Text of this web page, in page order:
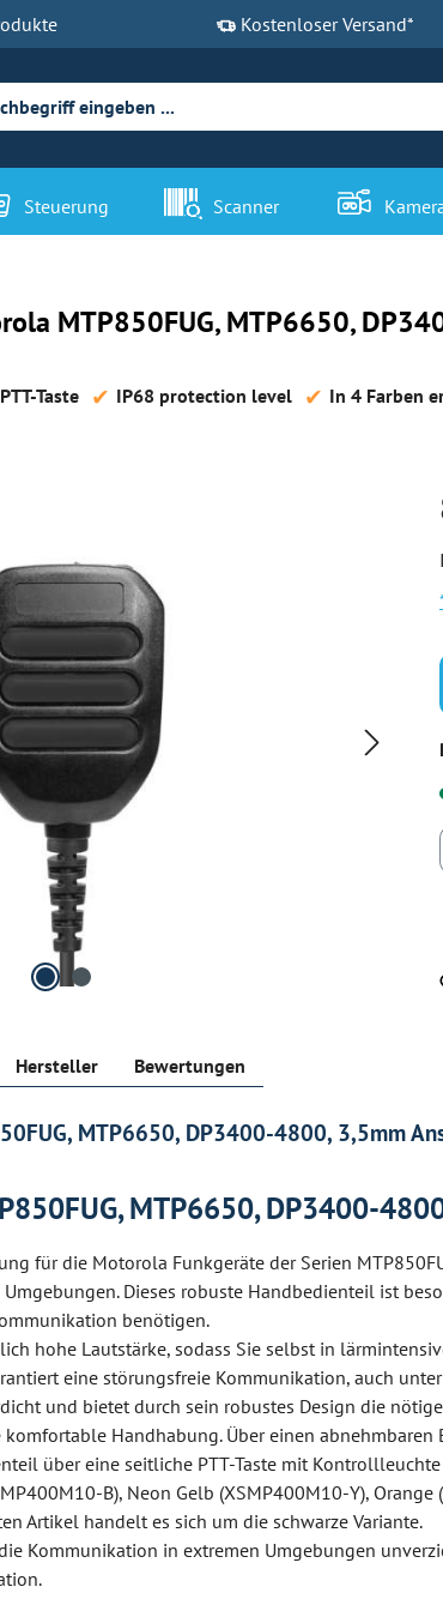
Kostenloser Versand*
Steuerung Scanner
MTP850FUG, MTP6650,
Taste IP68 protection level
In 4 Farben
Hersteller Bewertungen
MTP6650, DP3400-4800, 3,5mm
MTP6650, DP3400-
für die Motorola Funkgeräte der Serien
Dieses robuste Handbedienteil ist
benötigen.
hohe Lautstärke, sodass Sie selbst in
eine störungsfreie Kommunikation, auch
und bietet durch sein robustes Design die
Handhabung. Über einen
über eine seitliche PTT-Taste mit
B), Neon Gelb (XSMP400M10-Y),
Artikel handelt es sich um die schwarze Variante.
Kommunikation in extremen Umgebungen